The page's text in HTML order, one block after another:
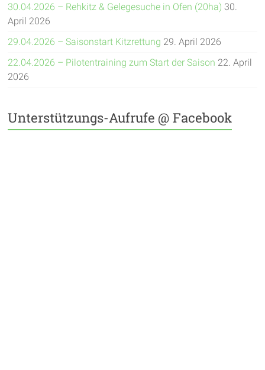
30.04.2026 – Rehkitz & Gelegesuche in Ofen (20ha) 30.
April 2026
29.04.2026 – Saisonstart Kitzrettung 29. April 2026
22.04.2026 – Pilotentraining zum Start der Saison 22. April
2026
Unterstützungs-Aufrufe @ Facebook